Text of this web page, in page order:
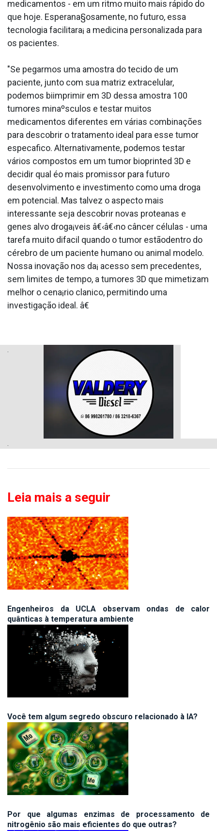
medicamentos - em um ritmo muito mais rápido do
que hoje. Esperana§osamente, no futuro, essa
tecnologia facilitara¡ a medicina personalizada para
os pacientes.
"Se pegarmos uma amostra do tecido de um
paciente, junto com sua matriz extracelular,
podemos biimprimir em 3D dessa amostra 100
tumores minaºsculos e testar muitos
medicamentos diferentes em várias combinações
para descobrir o tratamento ideal para esse tumor
especa­fico. Alternativamente, podemos testar
vários compostos em um tumor bioprinted 3D e
decidir qual éo mais promissor para futuro
desenvolvimento e investimento como uma droga
em potencial. Mas talvez o aspecto mais
interessante seja descobrir novas protea­nas e
genes alvo droga¡veis â€‹â€‹no câncer células - uma
tarefa muito difa­cil quando o tumor estãodentro do
cérebro de um paciente humano ou animal modelo.
Nossa inovação nos da¡ acesso sem precedentes,
sem limites de tempo, a tumores 3D que mimetizam
melhor o cena¡rio cla­nico, permitindo uma
investigação ideal. â€
Leia mais a seguir
Engenheiros da UCLA observam ondas de calor
quânticas à temperatura ambiente
Você tem algum segredo obscuro relacionado à IA?
Por que algumas enzimas de processamento de
nitrogênio são mais eficientes do que outras?